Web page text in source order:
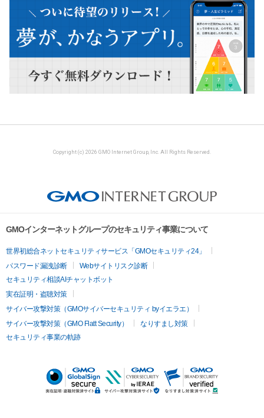
Copyright (c) 2026 GMO Internet Group, Inc. All Rights Reserved.
GMOインターネットグループのセキュリティ事業について
世界初総合ネットセキュリティサービス「GMOセキュリティ24」
パスワード漏洩診断
Webサイトリスク診断
セキュリティ相談AIチャットボット
実在証明・盗聴対策
サイバー攻撃対策（GMOサイバーセキュリティ byイエラエ）
サイバー攻撃対策（GMO Flatt Security）
なりすまし対策
セキュリティ事業の軌跡